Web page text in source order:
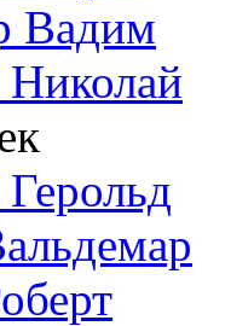
Вадим
Герольд